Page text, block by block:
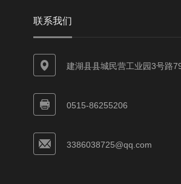
联系我们
建湖县县城民营工业园3号路
0515-86255206
3386038725@qq.com